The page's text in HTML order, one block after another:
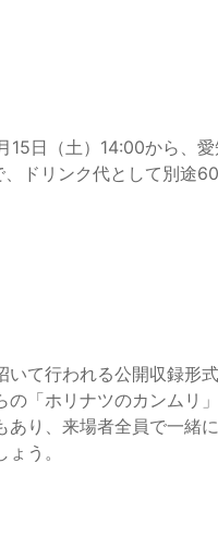
日（土）14:00から、
ドリンク代として別途
て行われる公開収録形
「ホリナツのカンムリ
り、来場者全員で一緒
う。